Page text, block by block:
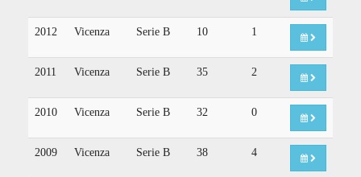
2012 Vicenza Serie B 10 1
2011 Vicenza Serie B 35 2
2010 Vicenza Serie B 32 0
2009 Vicenza Serie B 38 4